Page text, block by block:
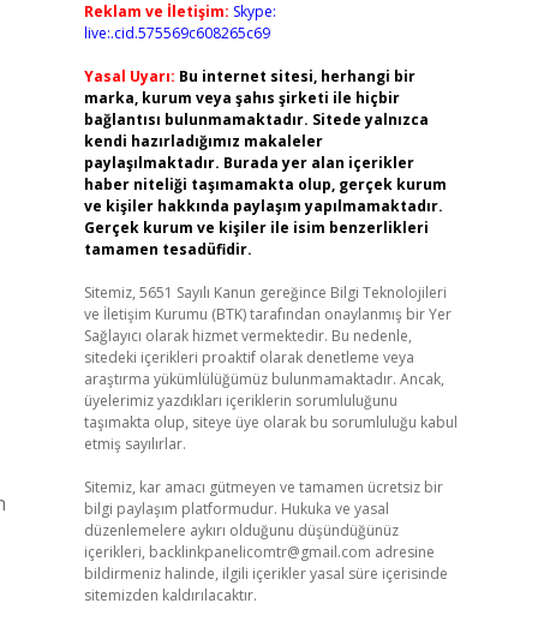
Reklam ve İletişim: Skype:
live:.cid.575569c608265c69
Yasal Uyarı: Bu internet sitesi, herhangi bir
marka, kurum veya şahıs şirketi ile hiçbir
bağlantısı bulunmamaktadır. Sitede yalnızca
kendi hazırladığımız makaleler
paylaşılmaktadır. Burada yer alan içerikler
haber niteliği taşımamakta olup, gerçek kurum
ve kişiler hakkında paylaşım yapılmamaktadır.
Gerçek kurum ve kişiler ile isim benzerlikleri
tamamen tesadüfidir.
Sitemiz, 5651 Sayılı Kanun gereğince Bilgi Teknolojileri
ve İletişim Kurumu (BTK) tarafından onaylanmış bir Yer
Sağlayıcı olarak hizmet vermektedir. Bu nedenle,
sitedeki içerikleri proaktif olarak denetleme veya
araştırma yükümlülüğümüz bulunmamaktadır. Ancak,
üyelerimiz yazdıkları içeriklerin sorumluluğunu
taşımakta olup, siteye üye olarak bu sorumluluğu kabul
etmiş sayılırlar.
Sitemiz, kar amacı gütmeyen ve tamamen ücretsiz bir
bilgi paylaşım platformudur. Hukuka ve yasal
düzenlemelere aykırı olduğunu düşündüğünüz
içerikleri, backlinkpanelicomtr@gmail.com adresine
bildirmeniz halinde, ilgili içerikler yasal süre içerisinde
sitemizden kaldırılacaktır.